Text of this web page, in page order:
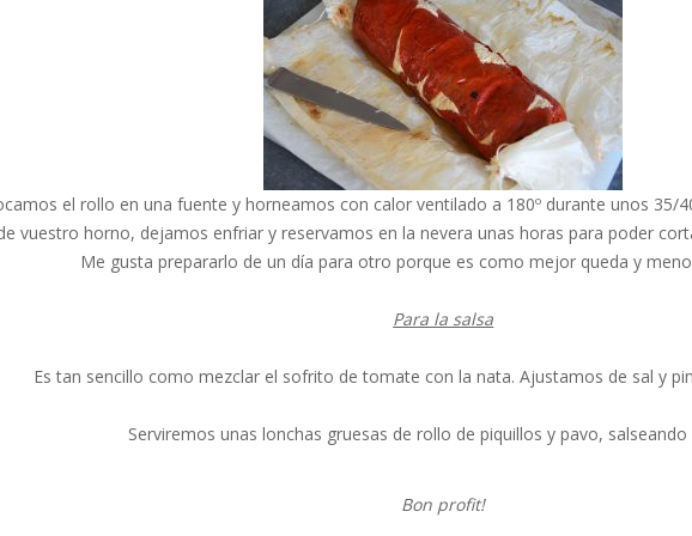
el rollo en una fuente y horneamos con calor ventilado a 180º durante unos 35/
vuestro horno, dejamos enfriar y reservamos en la nevera unas horas para poder
Me gusta prepararlo de un día para otro porque es como mejor queda y
Para la salsa
Es tan sencillo como mezclar el sofrito de tomate con la nata. Ajustamos de sal y
Serviremos unas lonchas gruesas de rollo de piquillos y pavo, salseando
Bon profit!